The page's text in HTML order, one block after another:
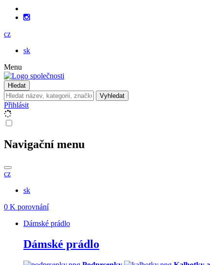
cz
sk
Menu
Hledat
Vyhledat
Přihlásit
Navigační menu
cz
sk
0 K porovnání
Dámské prádlo
Dámské prádlo